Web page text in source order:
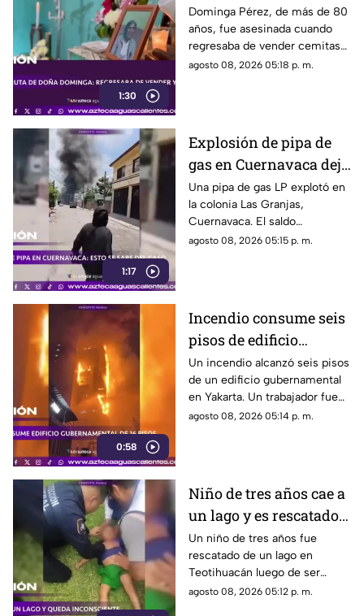
1:30
asesinada al regresar a
casa; así fue la agresión
(VIDEO)
Dominga Pérez, de más de 80
años, fue asesinada cuando
regresaba de vender cemitas
en Chachapa. La Fiscalía de
agosto 08, 2026 05:18 p. m.
1:17
Explosión de pipa de
gas en Cuernavaca deja
21 personas lesionadas
Una pipa de gas LP explotó en
la colonia Las Granjas,
Cuernavaca. El saldo
preliminar es de 21 lesionados
agosto 08, 2026 05:15 p. m.
0:58
Incendio consume seis
pisos de edificio
gubernamental en
Yakarta
Un incendio alcanzó seis pisos
de un edificio gubernamental
en Yakarta. Un trabajador fue
rescatado y cerca de mil
agosto 08, 2026 05:14 p. m.
Niño de tres años cae a
un lago y es rescatado
inconsciente en
Teotihuacán
Un niño de tres años fue
rescatado de un lago en
Teotihuacán luego de ser
localizado inconsciente. Un
agosto 08, 2026 05:12 p. m.